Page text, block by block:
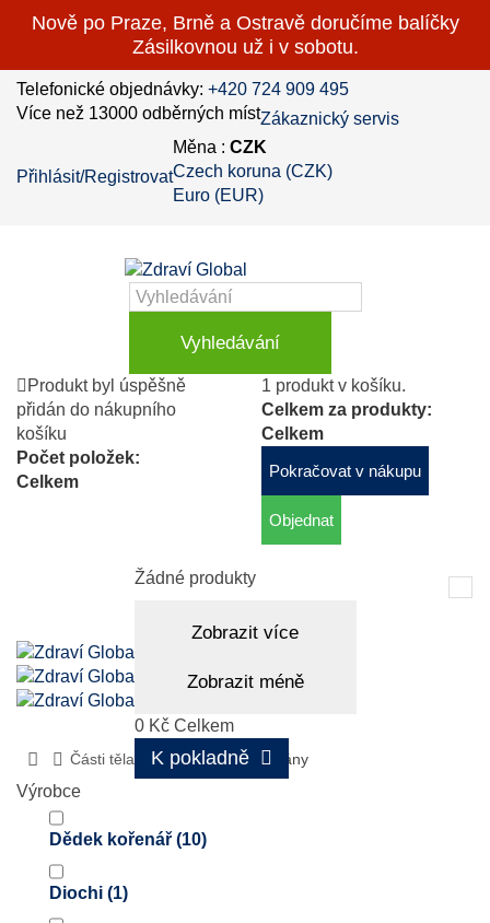
Nově po Praze, Brně a Ostravě doručíme balíčky
Zásilkovnou už i v sobotu.
Telefonické objednávky: +420 724 909 495
Více než 13000 odběrných místZákaznický servis
Přihlásit/Registrovat
Měna : CZK
Czech koruna (CZK)
Euro (EUR)
Vyhledávání
Košík
(prázdný)
Žádné produkty
Zobrazit více
Zobrazit méně
0 Kč Celkem
K pokladně
Produkt byl úspěšně
přidán do nákupního
košíku
Počet položek:
Celkem
1 produkt v košíku.
Celkem za produkty:
Celkem
Pokračovat v nákupu
Objednat
Části těla Reprodukční orgány
Výrobce
Dědek kořenář (10)
Diochi (1)